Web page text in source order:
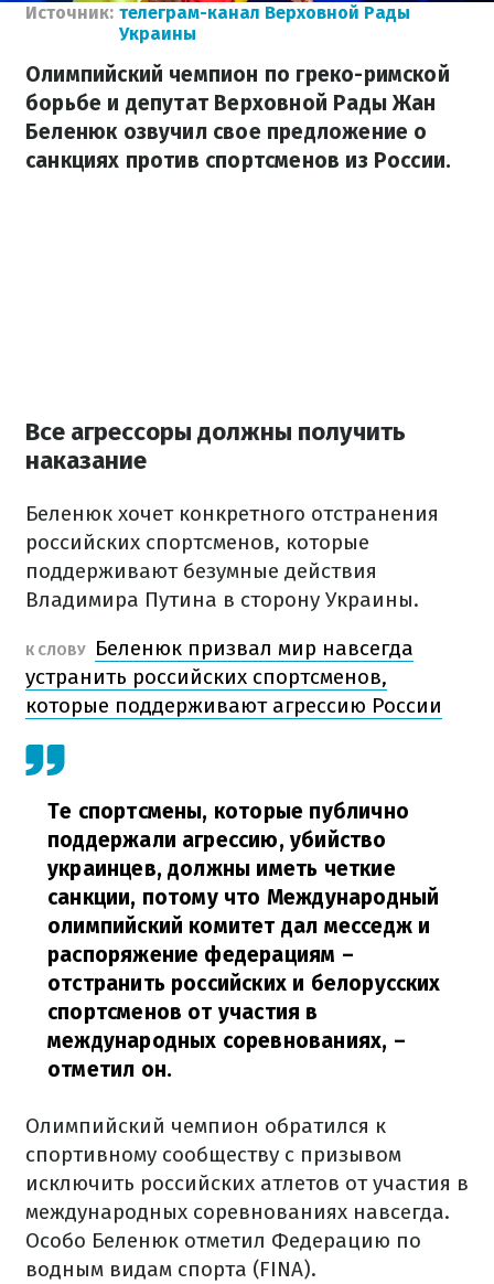
Источник: телеграм-канал Верховной Рады
Украины
Олимпийский чемпион по греко-римской
борьбе и депутат Верховной Рады Жан
Беленюк озвучил свое предложение о
санкциях против спортсменов из России.
Все агрессоры должны получить
наказание
Беленюк хочет конкретного отстранения
российских спортсменов, которые
поддерживают безумные действия
Владимира Путина в сторону Украины.
К СЛОВУ
Беленюк призвал мир навсегда
устранить российских спортсменов,
которые поддерживают агрессию России
Те спортсмены, которые публично
поддержали агрессию, убийство
украинцев, должны иметь четкие
санкции, потому что Международный
олимпийский комитет дал месседж и
распоряжение федерациям –
отстранить российских и белорусских
спортсменов от участия в
международных соревнованиях, –
отметил он.
Олимпийский чемпион обратился к
спортивному сообществу с призывом
исключить российских атлетов от участия в
международных соревнованиях навсегда.
Особо Беленюк отметил Федерацию по
водным видам спорта (FINA).